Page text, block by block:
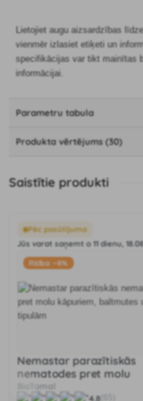
Lietojiet augu aizsardzības
vienmēr izlasiet etiķeti un
specifikācijas var tikt mainītas
informācijai.
Parametru tabula
Produkta vērtējums (30)
Saistītie produkti
Pēc pasūtījuma
Jūs varat saņemt o 11 dienu,
Rīcība −8%
Nemastar parazītiskās
nematodes pret molu
kāpuriem, baltmutes un
BioTomal
4.8